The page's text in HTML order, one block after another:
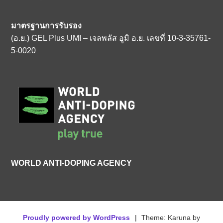
มาตรฐานการรับรอง
(อ.ย.) GEL Plus UMI – เจลพลัส อูมิ อ.ย. เลขที่ 10-3-35761-
5-0020
WORLD ANTI-DOPING AGENCY
Proudly powered by WordPress | Theme: Karuna by